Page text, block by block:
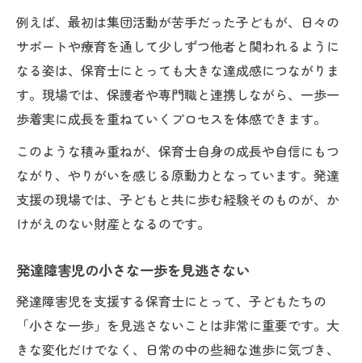
例えば、最初は集団活動が苦手だった子どもが、日々の
サポートや療育を通して少しずつ他者と関われるように
なる姿は、保育士にとっても大きな達成感につながりま
す。現場では、保護者や専門職と連携しながら、一歩一
歩着実に成長を重ねていくプロセスを体感できます。
このような積み重ねが、保育士自身の成長や自信にもつ
ながり、やりがいを感じる原動力となっています。発達
支援の現場では、子どもと共に歩む経験そのものが、か
けがえのない財産となるのです。
発達障害児の小さな一歩を見逃さない
発達障害児を支援する保育士にとって、子どもたちの
「小さな一歩」を見逃さないことは非常に重要です。大
きな変化だけでなく、日常の中の些細な進歩に気づき、